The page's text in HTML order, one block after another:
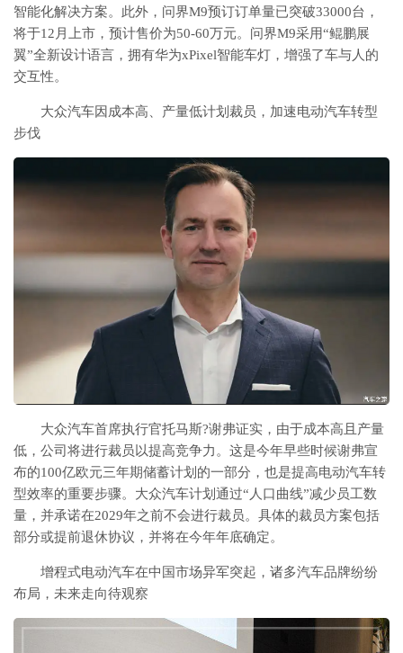
智能化解决方案。此外，问界M9预订订单量已突破33000台，
将于12月上市，预计售价为50-60万元。问界M9采用“鲲鹏展
翼”全新设计语言，拥有华为xPixel智能车灯，增强了车与人的
交互性。
大众汽车因成本高、产量低计划裁员，加速电动汽车转型
步伐
大众汽车首席执行官托马斯?谢弗证实，由于成本高且产量
低，公司将进行裁员以提高竞争力。这是今年早些时候谢弗宣
布的100亿欧元三年期储蓄计划的一部分，也是提高电动汽车转
型效率的重要步骤。大众汽车计划通过“人口曲线”减少员工数
量，并承诺在2029年之前不会进行裁员。具体的裁员方案包括
部分或提前退休协议，并将在今年年底确定。
增程式电动汽车在中国市场异军突起，诸多汽车品牌纷纷
布局，未来走向待观察